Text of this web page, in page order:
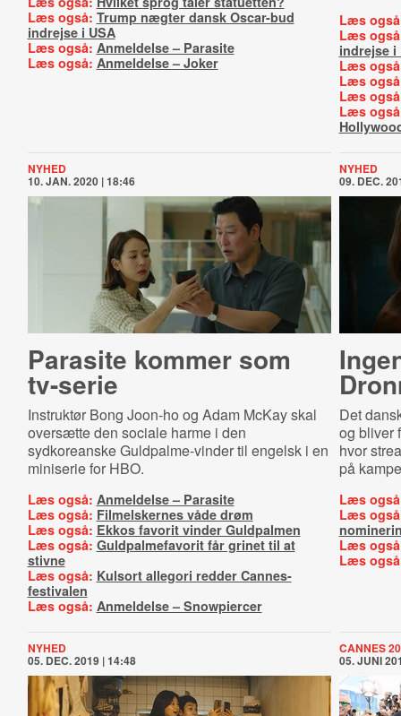
Læs også: Trump nægter dansk Oscar-bud
indrejse i USA
Læs også: Anmeldelse – Parasite
Læs også: Anmeldelse – Joker
Læs
Læs
indrejse i
Læs
Læs
Læs
Læs
NYHED
10. JAN. 2020 | 18:46
Parasite kommer som
tv-serie
Instruktør Bong Joon-ho og Adam McKay skal
oversætte den sociale harme i den
sydkoreanske Guldpalme-vinder til engelsk i en
miniserie for HBO.
Læs også: Anmeldelse – Parasite
Læs også: Filmelskernes våde drøm
Læs også: Ekkos favorit vinder Guldpalmen
Læs også: Guldpalmefavorit får grinet til at
stivne
Læs også: Kulsort allegori redder Cannes-
festivalen
Læs også: Anmeldelse – Snowpiercer
NYHED
09. DEC.
Det
og bliver
hvor
på
Læs
Læs
Læs
Læs
NYHED
05. DEC. 2019 | 14:48
CANNES
05. JUNI